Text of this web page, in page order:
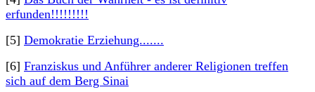
erfunden!!!!!!!!!
[5] Demokratie Erziehung.......
[6] Franziskus und Anführer anderer Religionen treffen
sich auf dem Berg Sinai